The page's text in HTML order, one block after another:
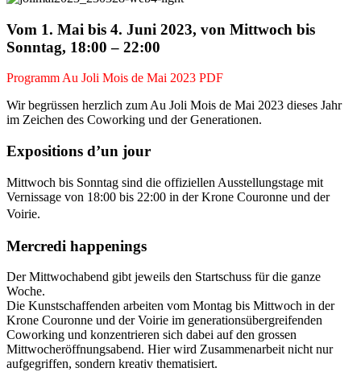
Vom 1. Mai bis 4. Juni 2023, von Mittwoch bis
Sonntag, 18:00 – 22:00
Programm Au Joli Mois de Mai 2023 PDF
Wir begrüssen herzlich zum Au Joli Mois de Mai 2023 dieses Jahr
im Zeichen des Coworking und der Generationen.
Expositions d’un jour
Mittwoch bis Sonntag sind die offiziellen Ausstellungstage mit
Vernissage von 18:00 bis 22:00 in der Krone Couronne und der
Voirie.
Mercredi happenings
Der Mittwochabend gibt jeweils den Startschuss für die ganze
Woche.
Die Kunstschaffenden arbeiten vom Montag bis Mittwoch in der
Krone Couronne und der Voirie im generations­übergreifenden
Coworking und konzen­trieren sich dabei auf den grossen
Mittwocheröffnungsabend. Hier wird Zusammenarbeit nicht nur
aufgegriffen, sondern kreativ thematisiert.